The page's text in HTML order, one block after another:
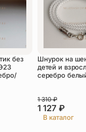
с
и даю
без
Шнурок на
детей и
серебро
1 127 ₽
1 310₽
В каталог